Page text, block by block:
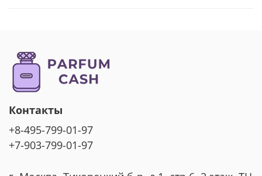
Контакты
+8-495-799-01-97
+7-903-799-01-97